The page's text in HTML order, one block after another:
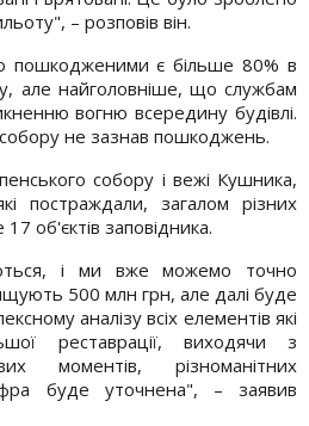
– розповів він.
пошкодженими є більше 80% в
але найголовніше, що службам
вогню всередину будівлі.
не зазнав пошкоджень.
собору і вежі Кушника,
постраждали, загалом різних
об'єктів заповідника.
і ми вже можемо точно
500 млн грн, але далі буде
аналізу всіх елементів які
реставрації, виходячи з
моментів, різноманітних
буде уточнена", – заявив